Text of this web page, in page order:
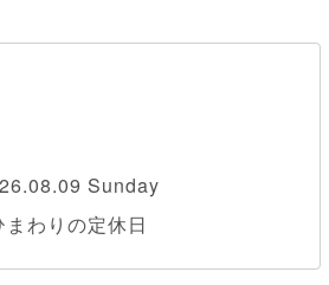
Sunday
まわりの定休日